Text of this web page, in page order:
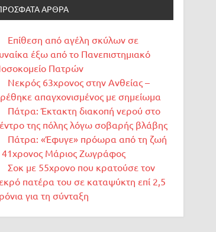
ΆΡΘΡΑ
Επίθεση από αγέλη σκύλων σε
έξω από το Πανεπιστημιακό
Πατρών
Νεκρός 63χρονος στην Ανθείας –
απαγχονισμένος με σημείωμα
Πάτρα: Έκτακτη διακοπή νερού στο
της πόλης λόγω σοβαρής βλάβης
Πάτρα: «Έφυγε» πρόωρα από τη ζωή
41χρονος Μάριος Ζωγράφος
Σοκ με 55χρονο που κρατούσε τον
πατέρα του σε καταψύκτη επί 2,5
για τη σύνταξη